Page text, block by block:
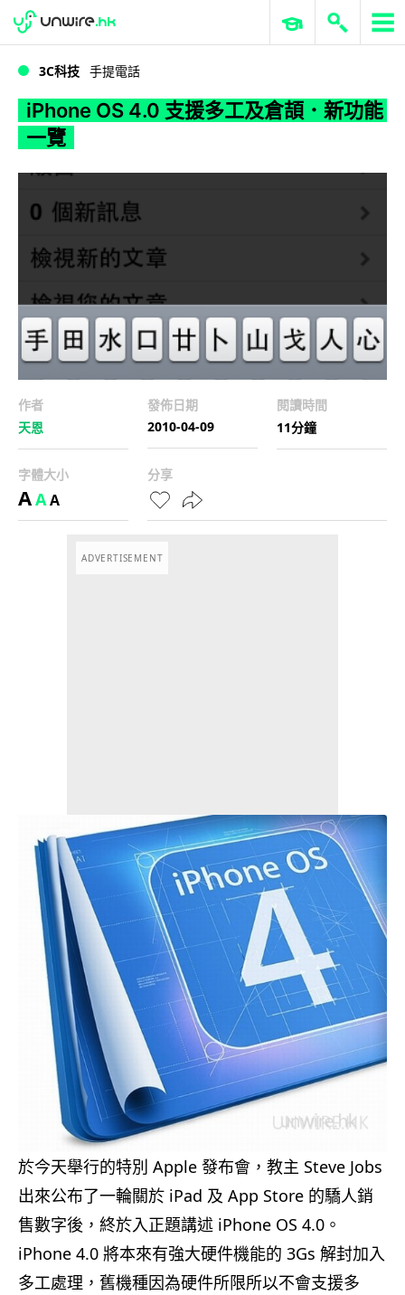
iPhone OS 4.0 支援多工及倉頡．新功能一覽
WWDC 2026 ERP 與商業 AI
3C科技 手提電話
iPhone OS 4.0 支援多工及倉頡．新功能
一覽
作者
天恩
發佈日期
2010-04-09
閱讀時間
11分鐘
字體大小
AAA
分享
ADVERTISEMENT
於今天舉行的特別 Apple 發布會，教主 Steve Jobs
出來公布了一輪關於 iPad 及 App Store 的驕人銷
售數字後，終於入正題講述 iPhone OS 4.0。
iPhone 4.0 將本來有強大硬件機能的 3Gs 解封加入
多工處理，舊機種因為硬件所限所以不會支援多